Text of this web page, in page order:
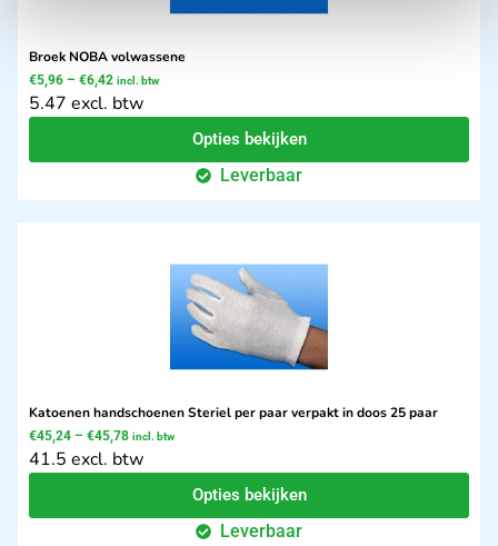
Broek NOBA volwassene
€5,96 – €6,42 incl. btw
5.47 excl. btw
Opties bekijken
Leverbaar
Katoenen handschoenen Steriel per paar verpakt in doos 25 paar
€45,24 – €45,78 incl. btw
41.5 excl. btw
Opties bekijken
Leverbaar